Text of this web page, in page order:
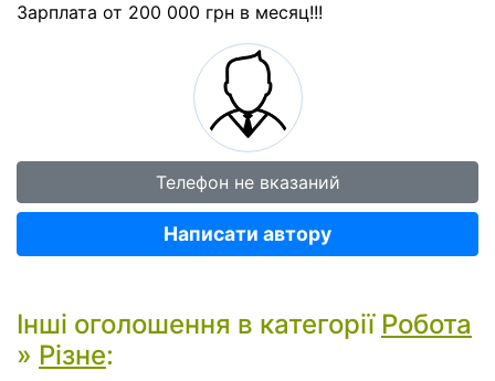
Зарплата от 200 000 грн в месяц!!!
Телефон не вказаний
Написати автору
Інші оголошення в категорії Робота
» Різне: